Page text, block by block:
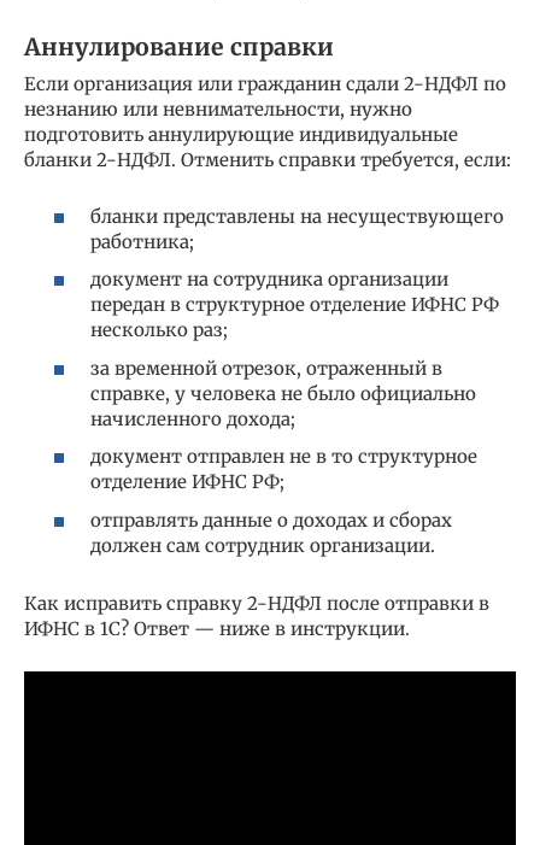
Аннулирование справки
Если организация или гражданин сдали 2-НДФЛ по
незнанию или невнимательности, нужно
подготовить аннулирующие индивидуальные
бланки 2-НДФЛ. Отменить справки требуется, если:
бланки представлены на несуществующего
работника;
документ на сотрудника организации
передан в структурное отделение ИФНС РФ
несколько раз;
за временной отрезок, отраженный в
справке, у человека не было официально
начисленного дохода;
документ отправлен не в то структурное
отделение ИФНС РФ;
отправлять данные о доходах и сборах
должен сам сотрудник организации.
Как исправить справку 2-НДФЛ после отправки в
ИФНС в 1С? Ответ — ниже в инструкции.